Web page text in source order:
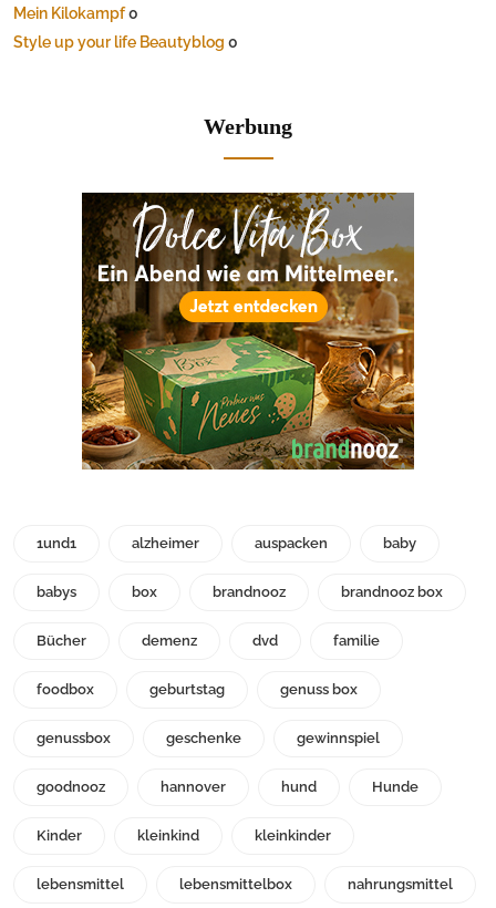
Mein Kilokampf0
Style up your life Beautyblog 0
Werbung
1und1 alzheimer auspacken baby
babys box brandnooz brandnooz box
Bücher demenz dvd familie
foodbox geburtstag genuss box
genussbox geschenke gewinnspiel
goodnooz hannover hund Hunde
Kinder kleinkind kleinkinder
lebensmittel lebensmittelbox nahrungsmittel